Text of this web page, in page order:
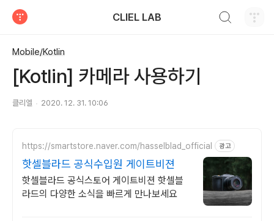
CLIEL LAB
Mobile/Kotlin
[Kotlin] 카메라 사용하기
클리엘 2020. 12. 31. 10:06
https://smartstore.naver.com/hasselblad_official 광고
핫셀블라드 공식수입원 게이트비젼
핫셀블라드 공식스토어 게이트비젼 핫셀블
라드의 다양한 소식을 빠르게 만나보세요